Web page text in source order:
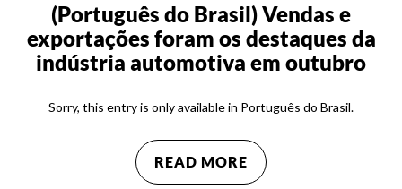
(Português do Brasil) Vendas e
exportações foram os destaques da
indústria automotiva em outubro
Sorry, this entry is only available in Português do Brasil.
READ MORE